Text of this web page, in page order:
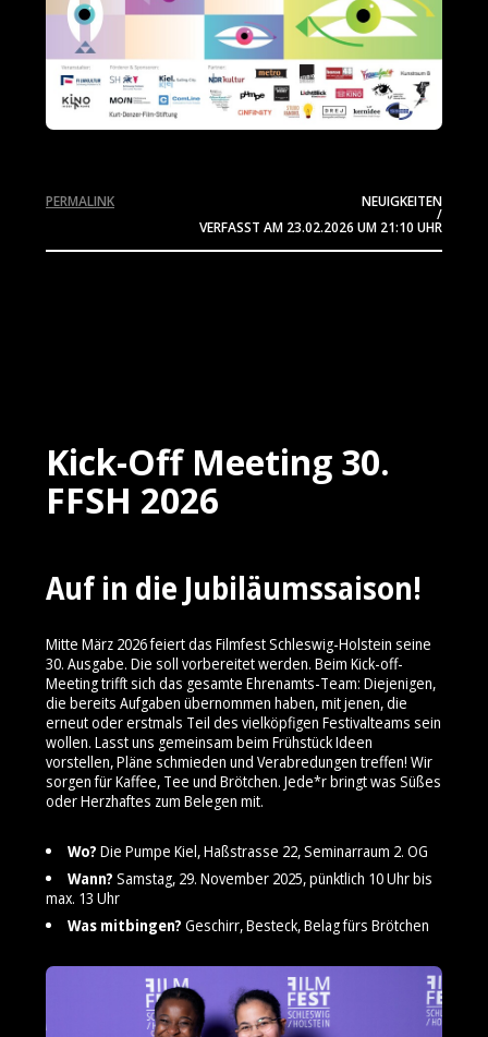
NEUIGKEITEN
/
VERFASST AM 23.02.2026 UM 21:10 UHR
PERMALINK
Kick-Off Meeting 30.
FFSH 2026
Auf in die Jubiläumssaison!
Mitte März 2026 feiert das Filmfest Schleswig-Holstein seine
30. Ausgabe. Die soll vorbereitet werden. Beim Kick-off-
Meeting trifft sich das gesamte Ehrenamts-Team: Diejenigen,
die bereits Aufgaben übernommen haben, mit jenen, die
erneut oder erstmals Teil des vielköpfigen Festivalteams sein
wollen. Lasst uns gemeinsam beim Frühstück Ideen
vorstellen, Pläne schmieden und Verabredungen treffen! Wir
sorgen für Kaffee, Tee und Brötchen. Jede*r bringt was Süßes
oder Herzhaftes zum Belegen mit.
Wo? Die Pumpe Kiel, Haßstrasse 22, Seminarraum 2. OG
Wann? Samstag, 29. November 2025, pünktlich 10 Uhr bis
max. 13 Uhr
Was mitbingen? Geschirr, Besteck, Belag fürs Brötchen